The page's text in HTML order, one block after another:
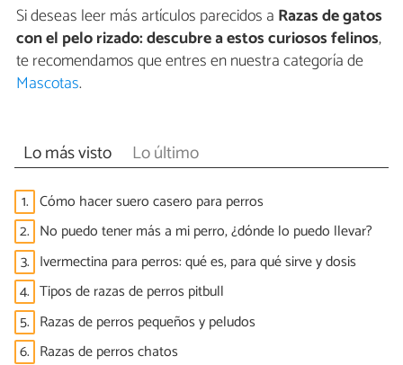
Si deseas leer más artículos parecidos a Razas de gatos
con el pelo rizado: descubre a estos curiosos felinos,
te recomendamos que entres en nuestra categoría de
Mascotas.
Lo más visto Lo último
1. Cómo hacer suero casero para perros
2. No puedo tener más a mi perro, ¿dónde lo puedo llevar?
3. Ivermectina para perros: qué es, para qué sirve y dosis
4. Tipos de razas de perros pitbull
5. Razas de perros pequeños y peludos
6. Razas de perros chatos